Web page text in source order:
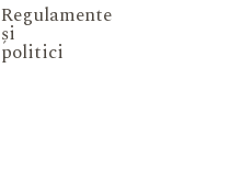
Regulamente
și
politici